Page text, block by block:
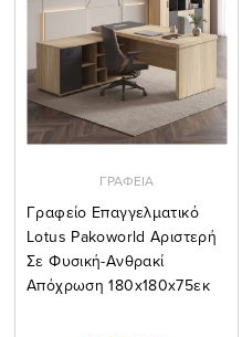
ΓΡΑΦΕΙΑ
Γραφείο Επαγγελματικό
Lotus Pakoworld Αριστερή
Σε Φυσική-Ανθρακί
Απόχρωση 180x180x75εκ